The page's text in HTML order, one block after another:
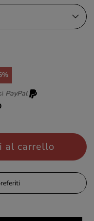
PayPal
al carrello